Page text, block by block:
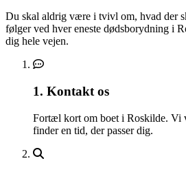
Du skal aldrig være i tvivl om, hvad der
følger ved hver eneste dødsborydning i
dig hele vejen.
1. Kontakt os
Fortæl kort om boet i Roskilde. Vi
finder en tid, der passer dig.